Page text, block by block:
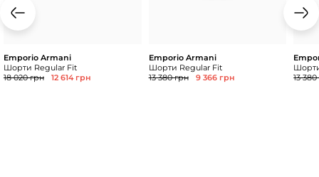
Emporio Armani
Шорти Regular Fit
18 020 грн
12 614 грн
Emporio Armani
Шорти Regular Fit
13 380 грн
9 366 грн
13